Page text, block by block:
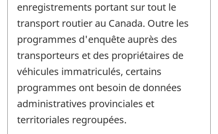
enregistrements portant sur tout le
transport routier au Canada. Outre les
programmes d'enquête auprès des
transporteurs et des propriétaires de
véhicules immatriculés, certains
programmes ont besoin de données
administratives provinciales et
territoriales regroupées.